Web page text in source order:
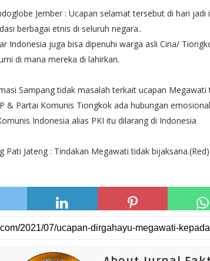
Jember : Ucapan selamat tersebut di hari jadi
berbagai etnis di seluruh negara..
Indonesia juga bisa dipenuhi warga asli Cina/
di mana mereka di lahirkan.
Sampang tidak masalah terkait ucapan
& Partai Komunis Tiongkok ada hubungan
Indonesia alias PKI itu dilarang di Indonesia
Pati Jateng : Tindakan Megawati tidak bijaksana.(Red)